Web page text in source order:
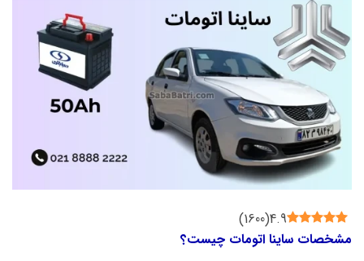
4.9
(
1600
)
مشخصات ساینا اتومات چیست؟